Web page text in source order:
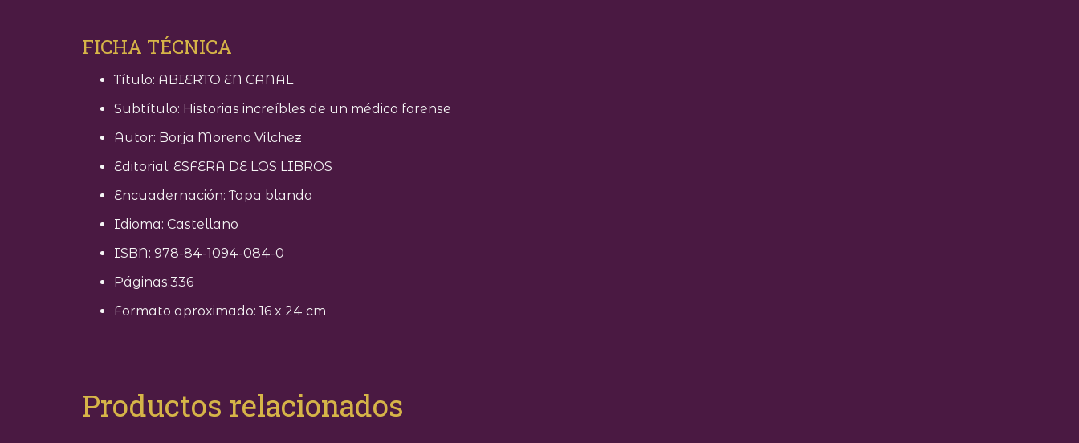
FICHA TÉCNICA
Título: ABIERTO EN CANAL
Subtítulo: Historias increíbles de un médico forense
Autor: Borja Moreno Vílchez
Editorial: ESFERA DE LOS LIBROS
Encuadernación: Tapa blanda
Idioma: Castellano
ISBN: 978-84-1094-084-0
Páginas:336
Formato aproximado: 16 x 24 cm
Productos relacionados